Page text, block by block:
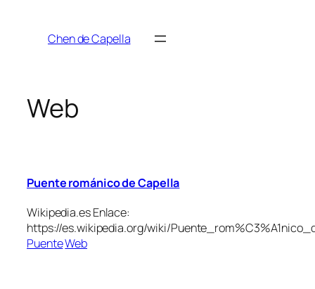
contenidoChen de Capella
Web
Puente románico de Capella
Wikipedia.es Enlace:
https://es.wikipedia.org/wiki/
PuenteWeb